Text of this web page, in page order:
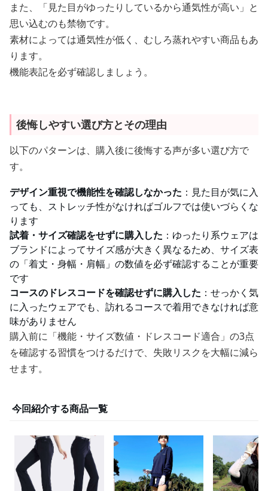
また、「見た目がゆったりしているから通気性が高い」と
思い込むのも禁物です。
素材によっては通気性が低く、むしろ蒸れやすい商品もあ
ります。
機能表記を必ず確認しましょう。
後悔しやすい選び方とその理由
以下のパターンは、購入後に後悔する声が多い選び方で
す。
デザイン重視で機能性を確認しなかった ：見た目が気に入
っても、ストレッチ性がなければゴルフでは使いづらくな
ります
試着・サイズ確認をせずに購入した ：ゆったり系ウェアは
ブランドによってサイズ感が大きく異なるため、サイズ表
の「着丈・身幅・肩幅」の数値を必ず確認することが重要
です
コースのドレスコードを確認せずに購入した ：せっかく気
に入ったウェアでも、訪れるコースで着用できなければ意
味がありません
購入前に「機能・サイズ数値・ドレスコード適合」の3点
を確認する習慣をつけるだけで、失敗リスクを大幅に減ら
せます。
今回紹介する商品一覧